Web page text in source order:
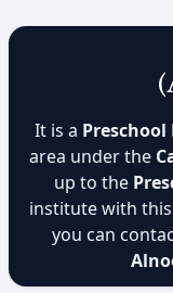
It is a
area under the
up to the
institute with
you can